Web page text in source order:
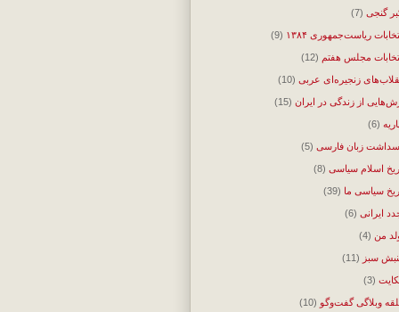
گنجی (7)
ریاست‌جمهوری ۱۳۸۴ (9)
مجلس هفتم (12)
زنجیره‌ای عربی (10)
از زندگی در ایران (15)
(6)
زبان فارسی (5)
اسلام سیاسی (8)
سیاسی ما (39)
ایرانی (6)
من (4)
سبز (11)
(3)
وبلاگی گفت‌وگو (10)